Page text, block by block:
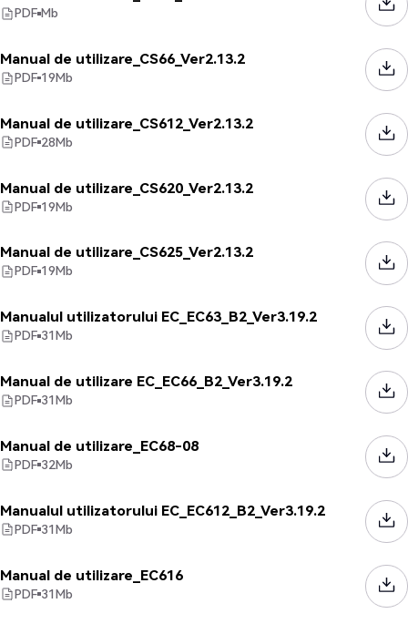
PDF Mb
Manual de utilizare_CS66_Ver2.13.2
PDF 19Mb
Manual de utilizare_CS612_Ver2.13.2
PDF 28Mb
Manual de utilizare_CS620_Ver2.13.2
PDF 19Mb
Manual de utilizare_CS625_Ver2.13.2
PDF 19Mb
Manualul utilizatorului EC_EC63_B2_Ver3.19.2
PDF 31Mb
Manual de utilizare EC_EC66_B2_Ver3.19.2
PDF 31Mb
Manual de utilizare_EC68-08
PDF 32Mb
Manualul utilizatorului EC_EC612_B2_Ver3.19.2
PDF 31Mb
Manual de utilizare_EC616
PDF 31Mb